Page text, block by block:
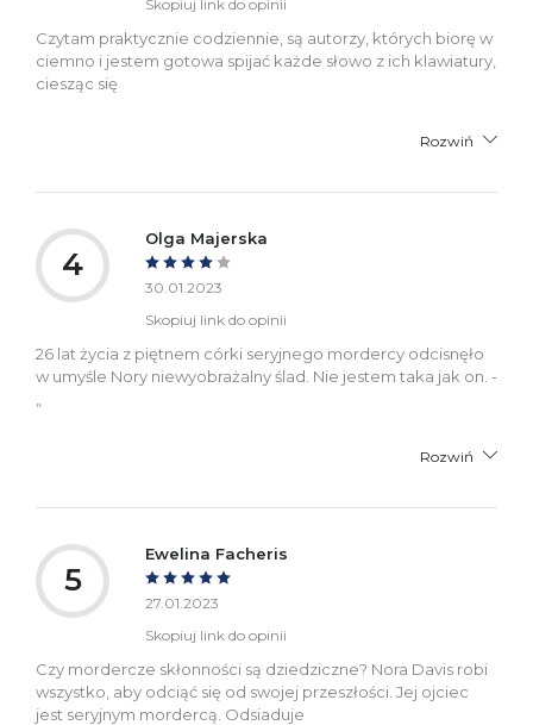
Skopiuj link do opinii
Czytam praktycznie codziennie, są autorzy, których biorę w
ciemno i jestem gotowa spijać każde słowo z ich klawiatury,
ciesząc się
Rozwiń
4
Olga Majerska
30.01.2023
Skopiuj link do opinii
26 lat życia z piętnem córki seryjnego mordercy odcisnęło
w umyśle Nory niewyobrażalny ślad. Nie jestem taka jak on. -
Rozwiń
5
Ewelina Facheris
27.01.2023
Skopiuj link do opinii
Czy mordercze skłonności są dziedziczne? Nora Davis robi
wszystko, aby odciąć się od swojej przeszłości. Jej ojciec
jest seryjnym mordercą. Odsiaduje